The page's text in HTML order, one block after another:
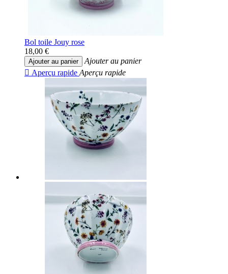
Bol toile Jouy rose
18,00 €
Ajouter au panier
Ajouter au panier
 Aperçu rapide Aperçu rapide